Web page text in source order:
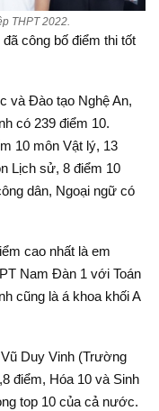
THPT 2022.
công bố điểm thi tốt
và Đào tạo Nghệ An,
có 239 điểm 10.
10 môn Vật lý, 13
Lịch sử, 8 điểm 10
dân, Ngoại ngữ có
cao nhất là em
Nam Đàn 1 với Toán
cũng là á khoa khối A
Duy Vinh (Trường
điểm, Hóa 10 và Sinh
top 10 của cả nước.